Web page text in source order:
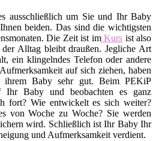
ausschließlich um Sie und Ihr Baby
beiden. Das sind die wichtigsten
Die Zeit ist imKurs ist also
Alltag bleibt draußen. Jegliche Art
ein klingelndes Telefon oder andere
auf sich ziehen, haben
ihrem Baby sehr gut. Beim PEKiP
Ihr Baby und beobachten es ganz
fort? Wie entwickelt es sich weiter?
von Woche zu Woche? Sie werden
wird. Schließlich ist Ihr Baby Ihr
und Aufmerksamkeit verdient.